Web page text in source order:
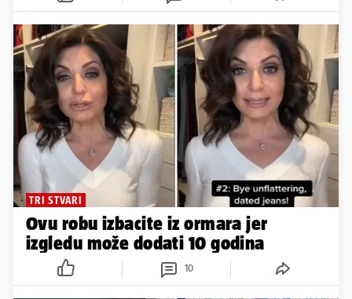
TRI STVARI
Ovu robu izbacite iz ormara jer
izgledu može dodati 10 godina
10